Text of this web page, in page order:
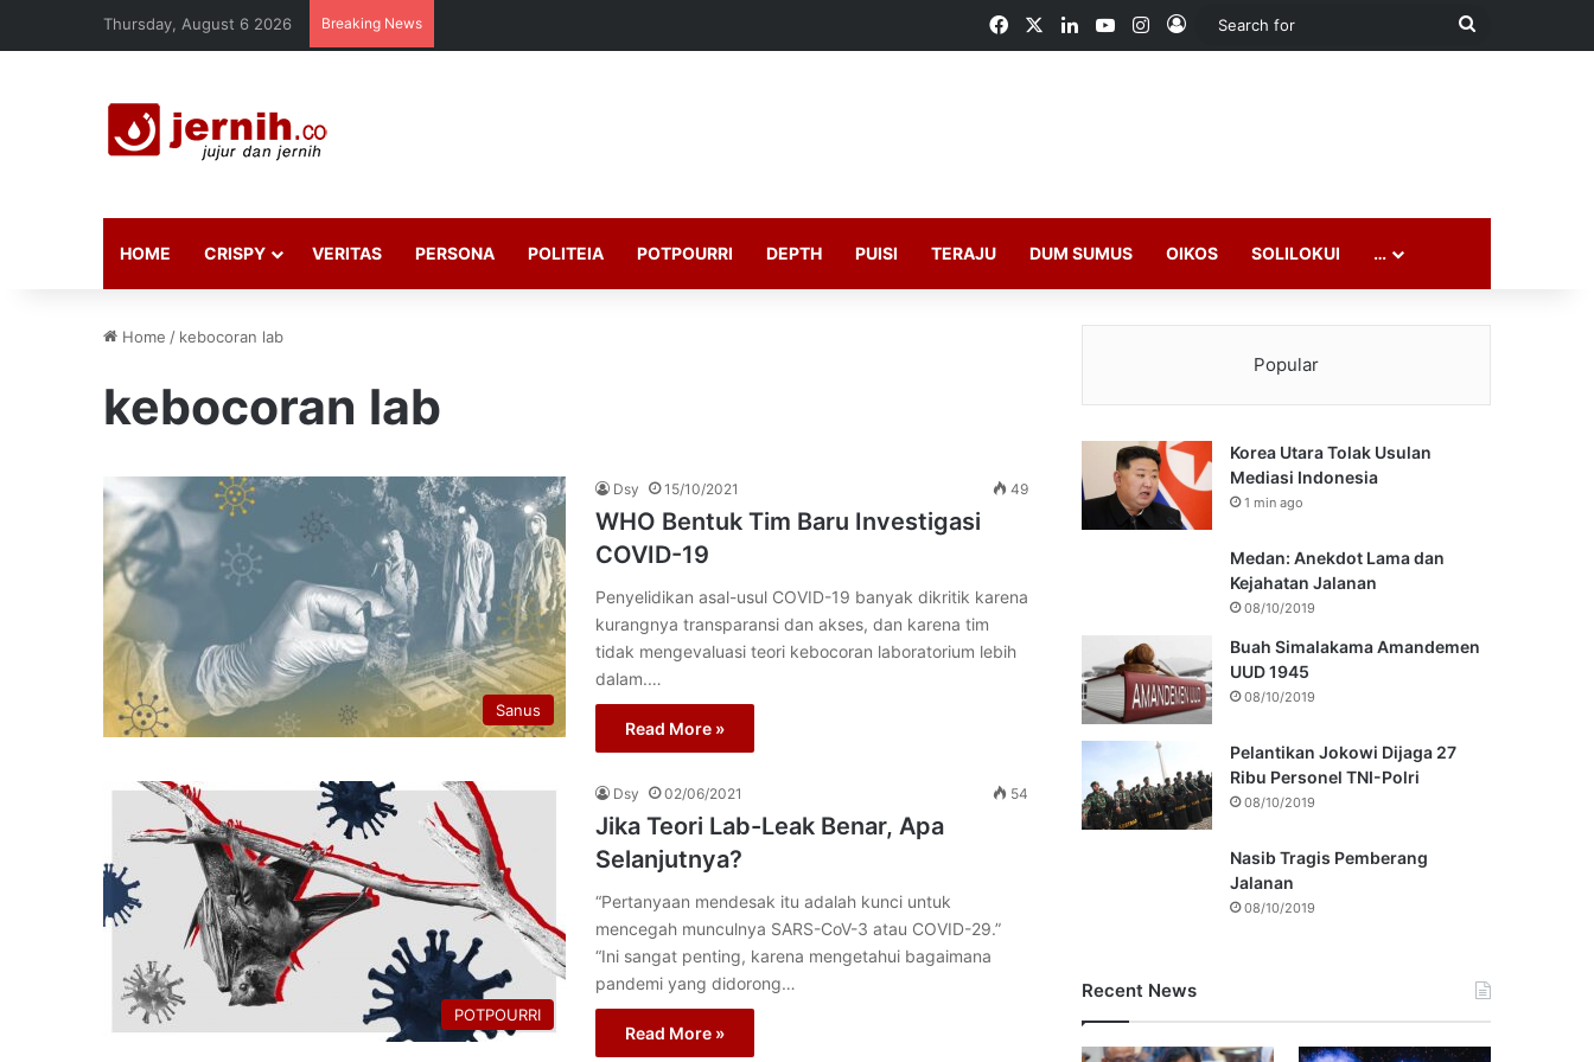
Thursday, August 6 2026 Breaking News FacebookLinkedInYouTubeInstagram
Log In
Search
HOME CRISPY VERITAS PERSONA POLITEIA POTPOURRI DEPTH PUISI TERAJU DUM SUMUS OIKOS SOLILOKUI …
Home / kebocoran lab
kebocoran lab
Sanus
Dsy 15/10/2021 49
WHO Bentuk Tim Baru Investigasi
COVID-19
Penyelidikan asal-usul COVID-19 banyak dikritik karena
kurangnya transparansi dan akses, dan karena tim
tidak mengevaluasi teori kebocoran laboratorium lebih
dalam.…
Read More »
POTPOURRI
Dsy 02/06/2021 54
Jika Teori Lab-Leak Benar, Apa
Selanjutnya?
“Pertanyaan mendesak itu adalah kunci untuk
mencegah munculnya SARS-CoV-3 atau COVID-29.”
“Ini sangat penting, karena mengetahui bagaimana
pandemi yang didorong…
Read More »
Popular
Korea Utara Tolak Usulan
Mediasi Indonesia
1 min ago
Medan: Anekdot Lama dan
Kejahatan Jalanan
08/10/2019
Buah Simalakama Amandemen
UUD 1945
08/10/2019
Pelantikan Jokowi Dijaga 27
Ribu Personel TNI-Polri
08/10/2019
Nasib Tragis Pemberang
Jalanan
08/10/2019
Recent News